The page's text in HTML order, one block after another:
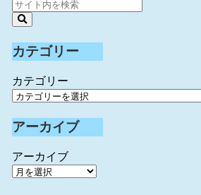
カテゴリー
カテゴリー
アーカイブ
アーカイブ